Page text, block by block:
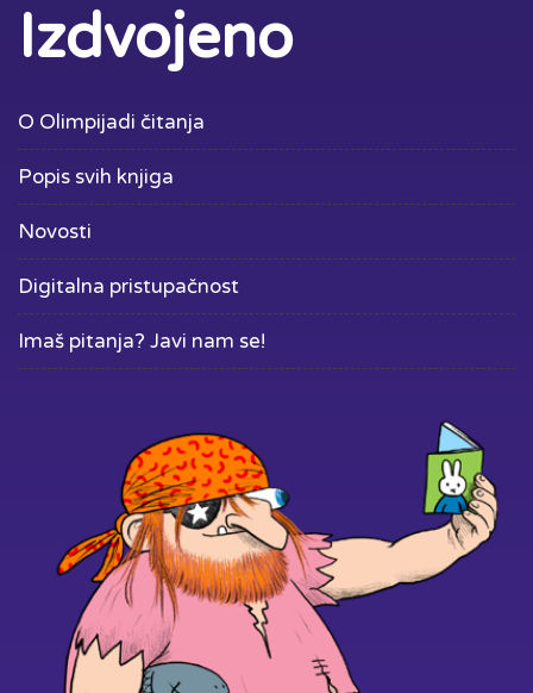
Izdvojeno
O Olimpijadi čitanja
Popis svih knjiga
Novosti
Digitalna pristupačnost
Imaš pitanja? Javi nam se!